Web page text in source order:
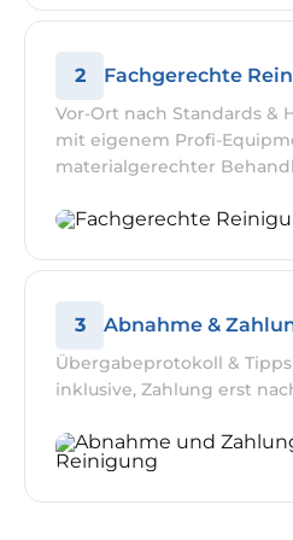
2 Fachgerechte
Vor-Ort nach Standards &
mit eigenem Profi-
materialgerechter
3 Abnahme &
Übergabeprotokoll &
inklusive, Zahlung erst